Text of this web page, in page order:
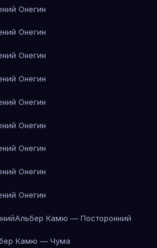
Онегин
Онегин
Онегин
Онегин
Онегин
Онегин
Онегин
Онегин
Онегин
Альбер Камю — Посторонний
Камю — Чума